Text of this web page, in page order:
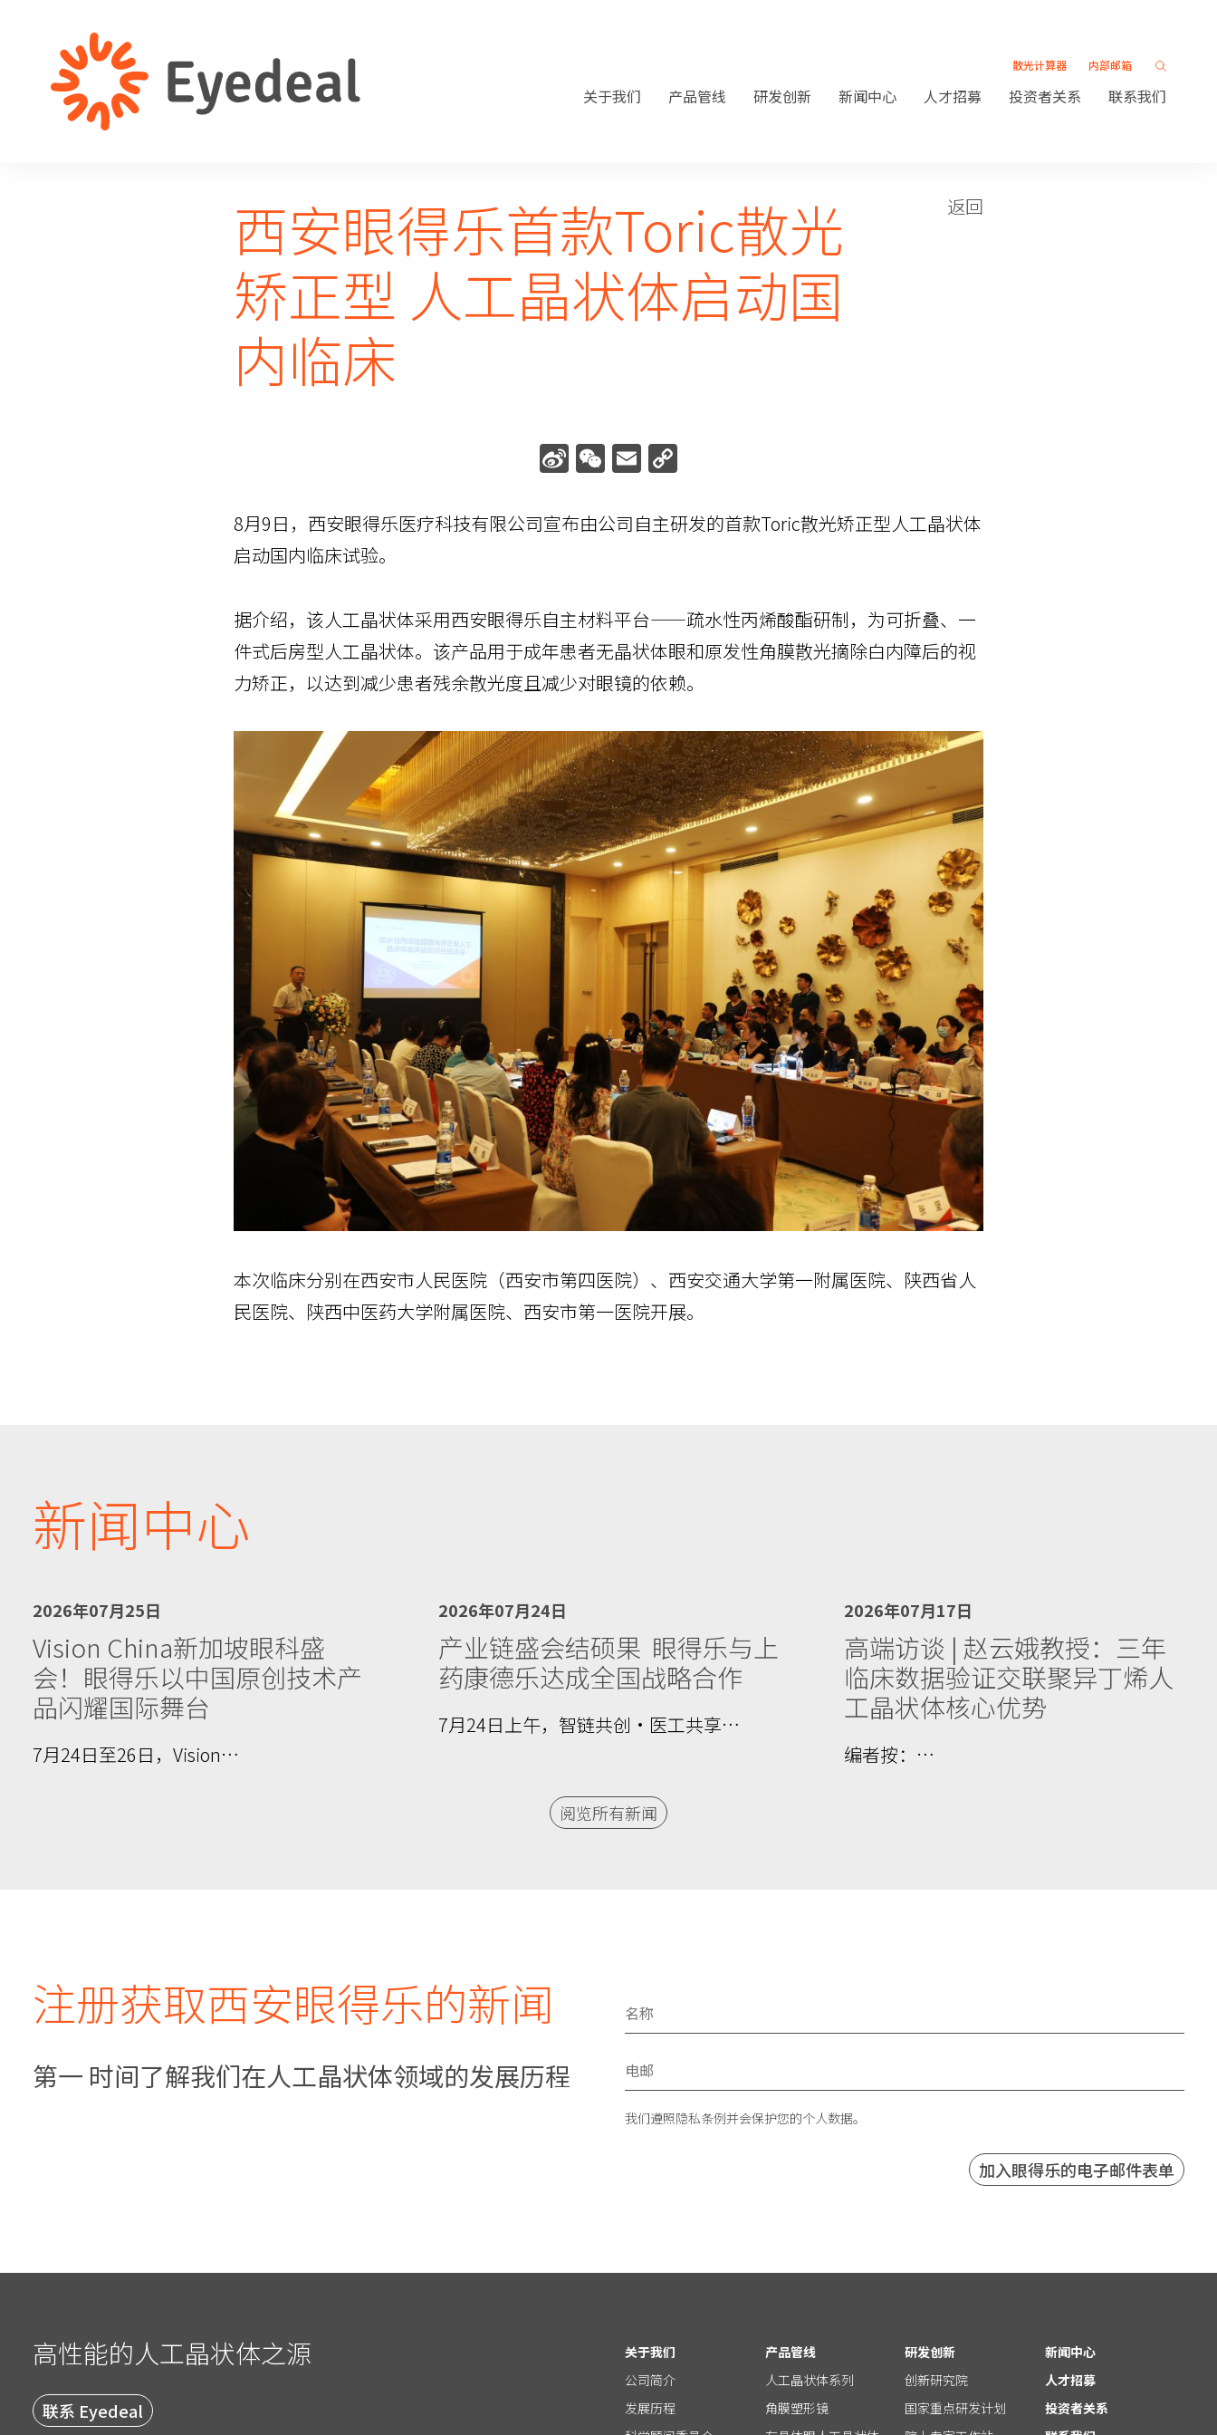
关于我们 产品管线 研发创新 新闻中心 人才招募 投资者关系 联系我们
散光计算器 内部邮箱
西安眼得乐首款Toric散光
矫正型 人工晶状体启动国
内临床
返回
Sina
Weibo
WeChat
Email
8月9日，西安眼得乐医疗科技有限公司宣布由公司自主研发的首款Toric散光矫正型人工晶状体
启动国内临床试验。
据介绍，该人工晶状体采用西安眼得乐自主材料平台——疏水性丙烯酸酯研制，为可折叠、一
件式后房型人工晶状体。该产品用于成年患者无晶状体眼和原发性角膜散光摘除白内障后的视
力矫正，以达到减少患者残余散光度且减少对眼镜的依赖。
本次临床分别在西安市人民医院（西安市第四医院）、西安交通大学第一附属医院、陕西省人
民医院、陕西中医药大学附属医院、西安市第一医院开展。
新闻中心
2026年07月25日
Vision China新加坡眼科盛
会！眼得乐以中国原创技术产
品闪耀国际舞台
7月24日至26日，Vision…
2026年07月24日
产业链盛会结硕果 眼得乐与上
药康德乐达成全国战略合作
7月24日上午，智链共创·医工共享…
2026年07月17日
高端访谈 | 赵云娥教授：三年
临床数据验证交联聚异丁烯人
工晶状体核心优势
编者按：…
阅览所有新闻
注册获取西安眼得乐的新闻
第一 时间了解我们在人工晶状体领域的发展历程
我们遵照隐私条例并会保护您的个人数据。
高性能的人工晶状体之源
联系 Eyedeal
关于我们
公司简介
发展历程
产品管线
人工晶状体系列
角膜塑形镜
研发创新
创新研究院
国家重点研发计划
新闻中心
人才招募
投资者关系